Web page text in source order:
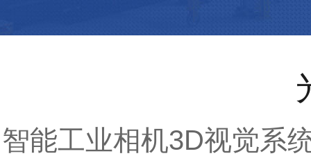
智能工业相机3D视觉系